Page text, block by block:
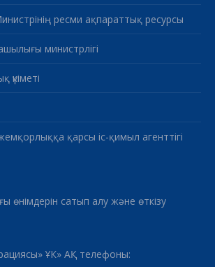
ресми ақпараттық ресурсы
министрлігі
үкіметі
қарсы іс-қимыл агенттігі
өнімдерін сатып алу және өткізу
ҰК» АҚ телефоны: